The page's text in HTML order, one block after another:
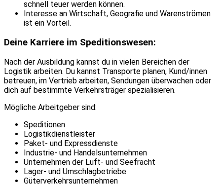
schnell teuer werden können.
Interesse an Wirtschaft, Geografie und Warenströmen
ist ein Vorteil.
Deine Karriere im Speditionswesen:
Nach der Ausbildung kannst du in vielen Bereichen der
Logistik arbeiten. Du kannst Transporte planen, Kund/innen
betreuen, im Vertrieb arbeiten, Sendungen überwachen oder
dich auf bestimmte Verkehrsträger spezialisieren.
Mögliche Arbeitgeber sind:
Speditionen
Logistikdienstleister
Paket- und Expressdienste
Industrie- und Handelsunternehmen
Unternehmen der Luft- und Seefracht
Lager- und Umschlagbetriebe
Güterverkehrsunternehmen